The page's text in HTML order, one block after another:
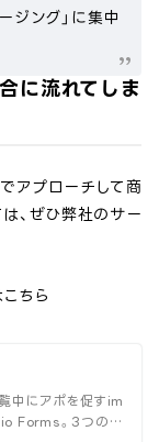
ジング」に集中
に流れてしま
アプローチして商
、ぜひ弊社のサー
ちら
中にアポを促すim
Forms。3つのプ